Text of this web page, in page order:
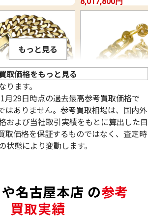
参考買取価格
もっと見る
取価格をもっと見る
ます。
29日時点の過去最高参考買取価格で
はありません。参考買取相場は、国内外
および当社取引実績をもとに算出した目
取価格を保証するものではなく、査定時
状態により変動します。
名古屋本店 の参考
買取実績